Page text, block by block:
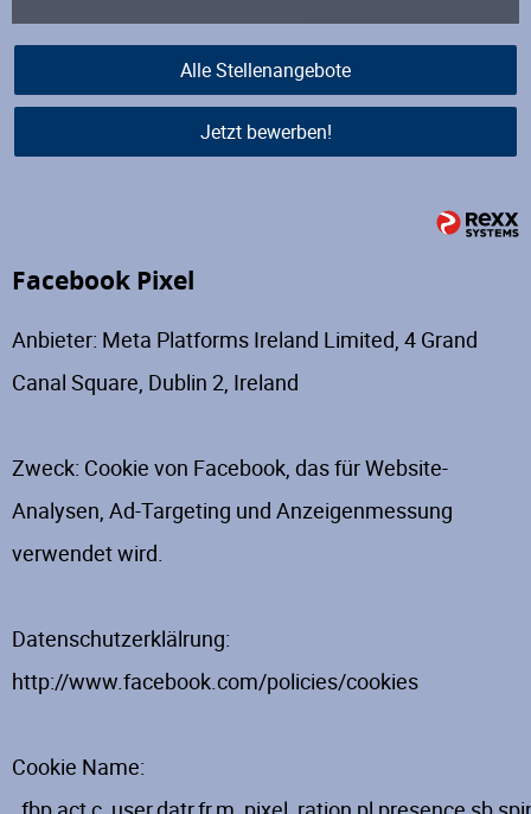
Alle Stellenangebote
Jetzt bewerben!
Facebook Pixel
Anbieter: Meta Platforms Ireland Limited, 4 Grand
Canal Square, Dublin 2, Ireland
Zweck: Cookie von Facebook, das für Website-
Analysen, Ad-Targeting und Anzeigenmessung
verwendet wird.
Datenschutzerklälrung:
http://www.facebook.com/policies/cookies
Cookie Name: